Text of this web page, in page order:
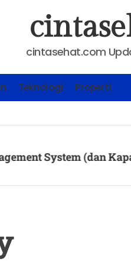
cintasehat.com
Teknologi Properti
(dan Kapan